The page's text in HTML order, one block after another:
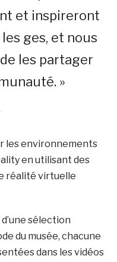
et inspireront
ges, et nous
les partager
»
les environnements
en utilisant des
réalité virtuelle
sélection
du musée, chacune
dans les vidéos